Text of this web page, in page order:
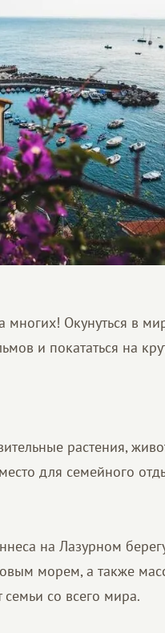
Окунуться в
и покататься на
растения,
для семейного
на Лазурном
морем, а также
семьи со всего мира.